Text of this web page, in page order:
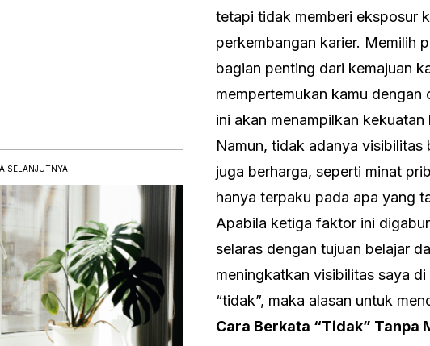
tetapi tidak memberi eksposur
perkembangan karier. Memilih
bagian penting dari kemajuan
mempertemukan kamu
ini akan menampilkan
Namun, tidak adanya
juga berharga, seperti minat
hanya terpaku pada apa yang
Apabila ketiga faktor ini
selaras dengan tujuan belajar
meningkatkan visibilitas saya
“tidak”, maka alasan untuk
Cara Berkata “Tidak” Tanpa
SELANJUTNYA